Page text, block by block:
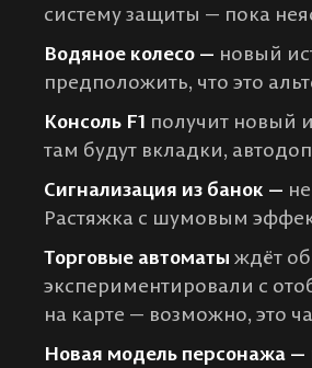
систему защиты — пока
Водяное колесо — новый
предположить, что это
Консоль F1 получит новый
там будут вкладки,
Сигнализация из банок —
Растяжка с шумовым
Торговые автоматы ждёт
экспериментировали с
на карте — возможно, это
Новая модель персонажа —